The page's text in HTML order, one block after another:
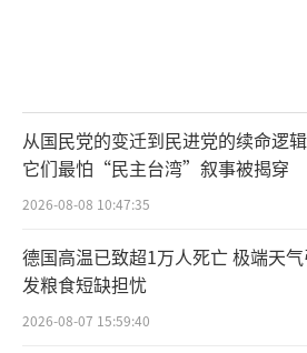
从国民党的变迁到民进党的续命逻辑
它们最怕“民主台湾”叙事被揭穿
2026-08-08 10:47:35
德国高温已致超1万人死亡 极端天气
发粮食短缺担忧
2026-08-07 15:59:40